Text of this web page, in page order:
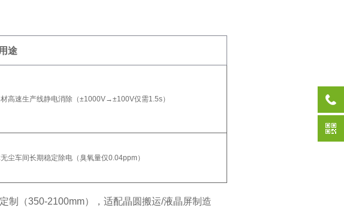
途
高速生产线静电消除（±1000V→±100V仅需1.5s）
尘车间长期稳定除电（臭氧量仅0.04ppm）
制（350-2100mm），适配晶圆搬运/液晶屏制造